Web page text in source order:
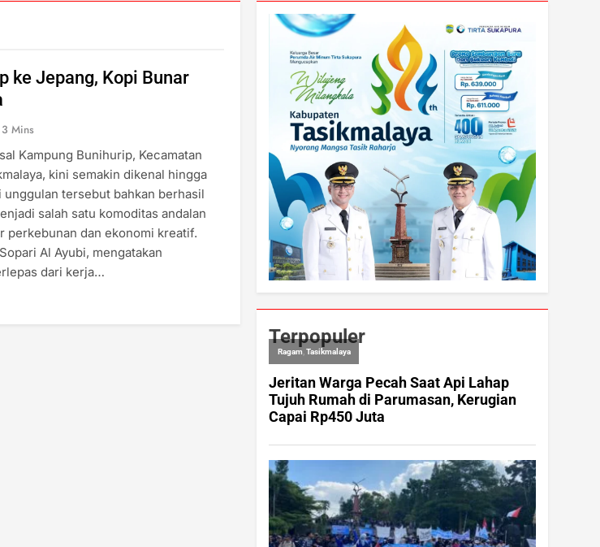
ke Jepang, Kopi Bunar
3 Mins
Kampung Bunihurip, Kecamatan
kini semakin dikenal hingga
tersebut bahkan berhasil
salah satu komoditas andalan
perkebunan dan ekonomi kreatif.
Al Ayubi, mengatakan
dari kerja…
Terpopuler